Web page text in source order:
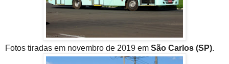
Fotos tiradas em novembro de 2019 em São Carlos (SP).